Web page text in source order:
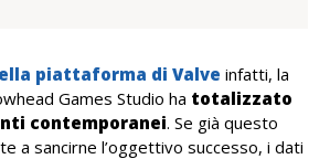
piattaforma di Valve infatti, la
Games Studio ha totalizzato
contemporanei. Se già questo
a sancirne l’oggettivo successo, i dati